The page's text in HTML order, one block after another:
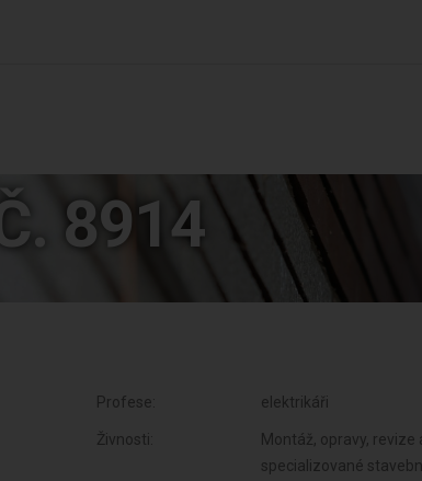
8914
Profese: elektrikáři
Živnosti:
Montáž, opravy,
specializované